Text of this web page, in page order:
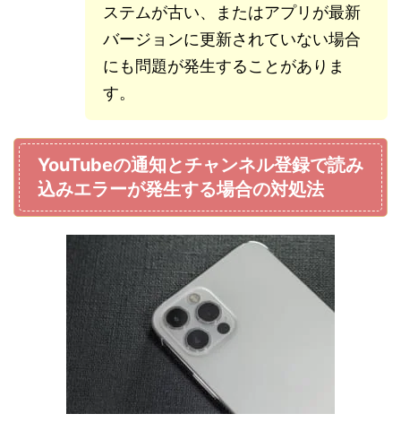
ステムが古い、またはアプリが最新
バージョンに更新されていない場合
にも問題が発生することがありま
す。
YouTubeの通知とチャンネル登録で読み
込みエラーが発生する場合の対処法